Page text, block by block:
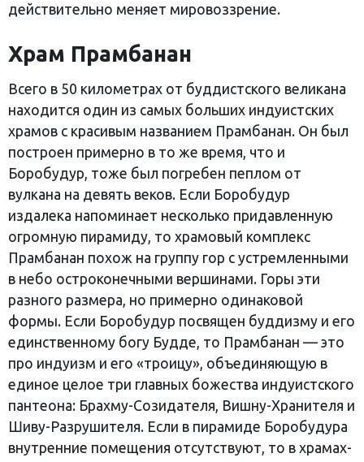
действительно меняет мировоззрение.
Храм Прамбанан
Всего в 50 километрах от буддистского великана
находится один из самых больших индуистских
храмов с красивым названием Прамбанан. Он был
построен примерно в то же время, что и
Боробудур, тоже был погребен пеплом от
вулкана на девять веков. Если Боробудур
издалека напоминает несколько придавленную
огромную пирамиду, то храмовый комплекс
Прамбанан похож на группу гор с устремленными
в небо остроконечными вершинами. Горы эти
разного размера, но примерно одинаковой
формы. Если Боробудур посвящен буддизму и его
единственному богу Будде, то Прамбанан — это
про индуизм и его «троицу», объединяющую в
единое целое три главных божества индуистского
пантеона: Брахму-Созидателя, Вишну-Хранителя и
Шиву-Разрушителя. Если в пирамиде Боробудура
внутренние помещения отсутствуют, то в храмах-